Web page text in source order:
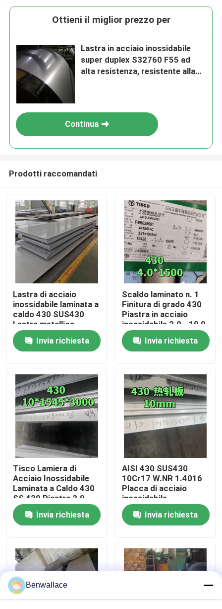
Casa.
Prodotti
Video
Su di noi
visita della fabbrica
Controllo della qualità
Contattaci
Casi
Ottieni il miglior prezzo per
Lastra in acciaio inossidabile
super duplex S32760 F55 ad
alta resistenza, resistente alla
Continua
Prodotti raccomandati
Lastra di acciaio
inossidabile laminata a
caldo 430 SUS430
Lastra metallica
8*1500*6000mm con
superficie NO.1
Invia richiesta
Scaldo laminato n. 1
Finitura di grado 430
Piastra in acciaio
inossidabile 3.0 - 10,0
mm SS 430 Piastra di
TISCOInvia richiesta
Tisco Lamiera di
Acciaio Inossidabile
Laminata a Caldo 430
SS 430 Piastra 3.0 -
10.0mm Superficie
No.1 Invia richiesta
AISI 430 SUS430
10Cr17 W.NR 1.4016
Placca di acciaio
inossidabile
10*1500*6000
Superficie NO.1
Invia richiesta
Benwallace